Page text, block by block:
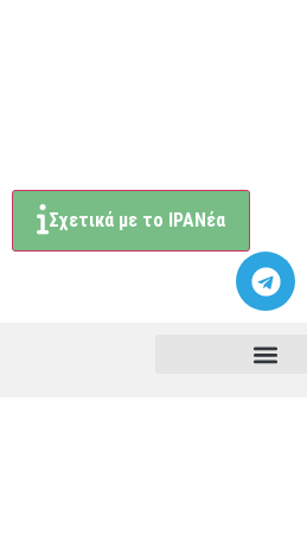
Σχετικά με το ΙΡΑΝέα